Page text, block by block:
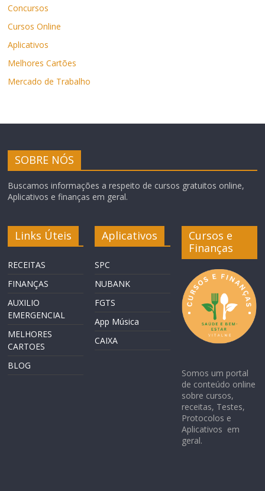
Concursos
Cursos Online
Aplicativos
Melhores Cartões
Mercado de Trabalho
SOBRE NÓS
Buscamos informações a respeito de cursos gratuitos online,
Aplicativos e finanças em geral.
Links Úteis
RECEITAS
FINANÇAS
AUXILIO
EMERGENCIAL
MELHORES
CARTOES
BLOG
Aplicativos
SPC
NUBANK
FGTS
App Música
CAIXA
Cursos e
Finanças
Somos um portal
de conteúdo online
sobre cursos,
receitas, Testes,
Protocolos e
Aplicativos em
geral.